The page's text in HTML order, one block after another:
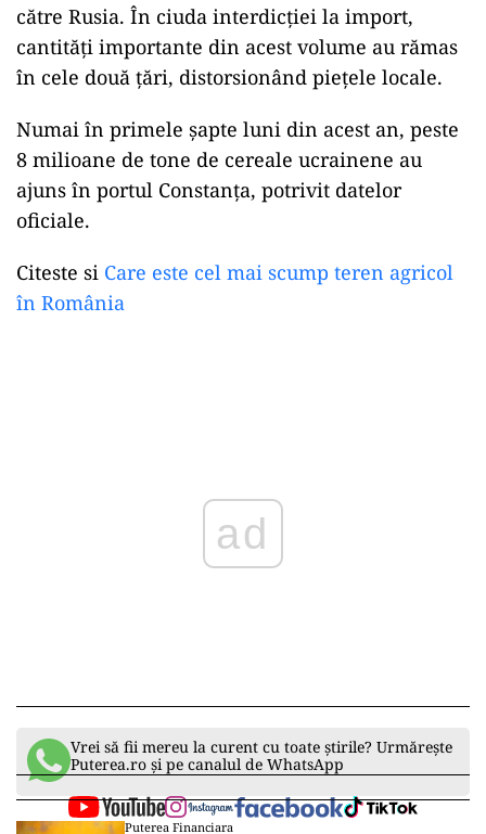
către Rusia. În ciuda interdicției la import,
cantități importante din acest volume au rămas
în cele două țări, distorsionând piețele locale.
Numai în primele șapte luni din acest an, peste
8 milioane de tone de cereale ucrainene au
ajuns în portul Constanța, potrivit datelor
oficiale.
Citeste si Care este cel mai scump teren agricol
în România
ad
Vrei să fii mereu la curent cu toate știrile? Urmărește
Puterea.ro și pe canalul de WhatsApp
Puterea Financiara